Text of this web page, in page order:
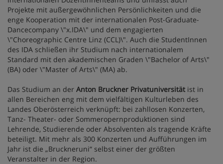
Projekte mit außergewöhnlichen Persönlichkeiten und die
enge Kooperation mit der internationalen Post-Graduate-
Dancecompany \"x.IDA\" und dem engagierten
\"Choreographic Centre Linz (CCL)\". Auch die StudentInnen
des IDA schließen ihr Studium nach internationalem
Standard mit den akademischen Graden \"Bachelor of Arts\"
(BA) oder \"Master of Arts\" (MA) ab.
Das Studium an der Anton Bruckner Privatuniversität ist in
allen Bereichen eng mit dem vielfältigen Kulturleben des
Landes Oberösterreich verknüpft: bei zahllosen Konzerten,
Tanz- Theater- oder Sommeropernproduktionen sind
Lehrende, Studierende oder Absolventen als tragende Kräfte
beteiligt. Mit mehr als 300 Konzerten und Aufführungen im
Jahr ist die „Bruckneruni“ selbst einer der größten
Veranstalter in der Region.